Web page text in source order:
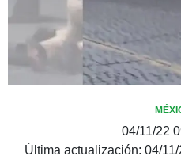
04/11/22
Última actualización: 04/